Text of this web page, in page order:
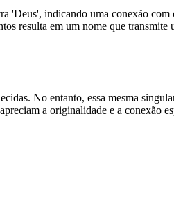
'Deus', indicando uma conexão
resulta em um nome que transmite
No entanto, essa mesma
a originalidade e a conexão